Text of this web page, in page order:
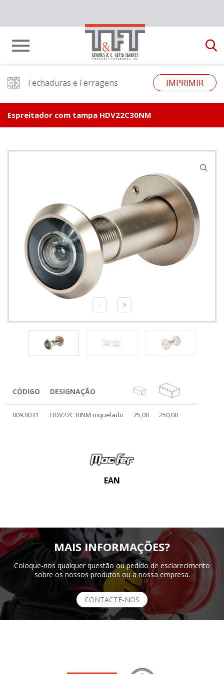
Fechaduras e Ferragens IMPRIMIR
Espreitador com tampa HDV22C30NM
CÓDIGO DESIGNAÇÃO
009.0031 HDV22C30NM niquelado 25,00 250,00
EAN
MAIS INFORMAÇÕES?
Coloque-nos qualquer questão ou pedido de esclarecimento
sobre os nossos produtos ou a nossa empresa.
CONTACTE-NOS